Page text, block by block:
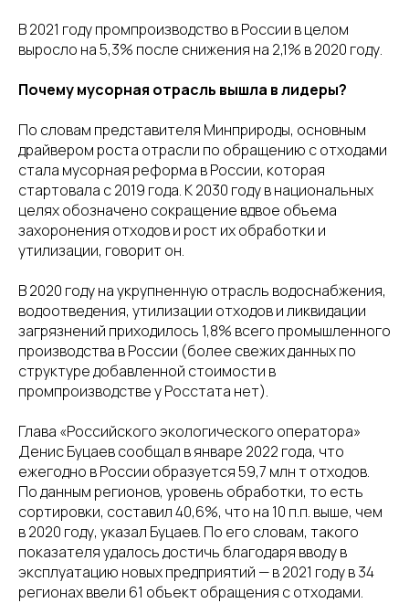
В 2021 году промпроизводство в России в целом
выросло на 5,3% после снижения на 2,1% в 2020 году.
Почему мусорная отрасль вышла в лидеры?
По словам представителя Минприроды, основным
драйвером роста отрасли по обращению с отходами
стала мусорная реформа в России, которая
стартовала с 2019 года. К 2030 году в национальных
целях обозначено сокращение вдвое объема
захоронения отходов и рост их обработки и
утилизации, говорит он.
В 2020 году на укрупненную отрасль водоснабжения,
водоотведения, утилизации отходов и ликвидации
загрязнений приходилось 1,8% всего промышленного
производства в России (более свежих данных по
структуре добавленной стоимости в
промпроизводстве у Росстата нет).
Глава «Российского экологического оператора»
Денис Буцаев сообщал в январе 2022 года, что
ежегодно в России образуется 59,7 млн т отходов.
По данным регионов, уровень обработки, то есть
сортировки, составил 40,6%, что на 10 п.п. выше, чем
в 2020 году, указал Буцаев. По его словам, такого
показателя удалось достичь благодаря вводу в
эксплуатацию новых предприятий — в 2021 году в 34
регионах ввели 61 объект обращения с отходами.